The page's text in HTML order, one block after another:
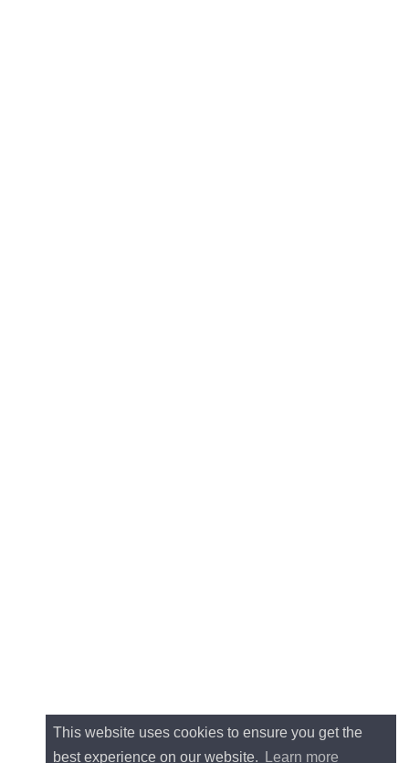
This website uses cookies to ensure you get the
best experience on our website.
Learn more